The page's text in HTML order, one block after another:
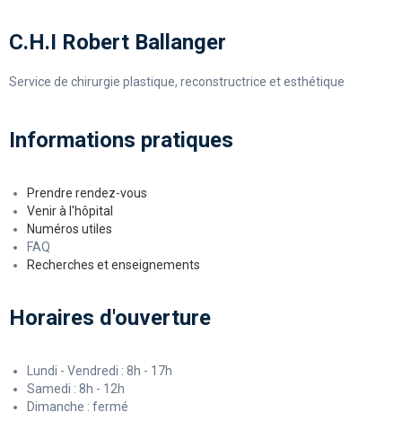
C.H.I Robert Ballanger
Service de chirurgie plastique, reconstructrice et esthétique
Informations pratiques
Prendre rendez-vous
Venir à l'hôpital
Numéros utiles
FAQ
Recherches et enseignements
Horaires d'ouverture
Lundi - Vendredi : 8h - 17h
Samedi : 8h - 12h
Dimanche : fermé